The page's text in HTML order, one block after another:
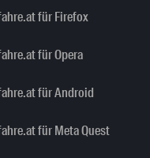
für Firefox
für Opera
für Android
für Meta Quest